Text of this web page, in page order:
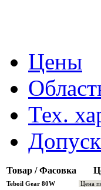
Цены
Тех.
Товар / Фасовка
Teboil Gear 80W Цена